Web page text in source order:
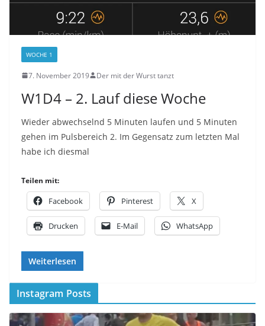
WOCHE 1
7. November 2019 Der mit der Wurst tanzt
W1D4 – 2. Lauf diese Woche
Wieder abwechselnd 5 Minuten laufen und 5 Minuten
gehen im Pulsbereich 2. Im Gegensatz zum letzten Mal
habe ich diesmal
Teilen mit:
Facebook Pinterest X
Drucken E-Mail WhatsApp
Weiterlesen
Instagram Posts